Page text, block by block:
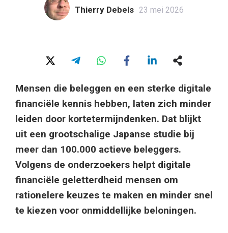
Thierry Debels 23 mei 2026
Mensen die beleggen en een sterke digitale
financiële kennis hebben, laten zich minder
leiden door kortetermijndenken. Dat blijkt
uit een grootschalige Japanse studie bij
meer dan 100.000 actieve beleggers.
Volgens de onderzoekers helpt digitale
financiële geletterdheid mensen om
rationelere keuzes te maken en minder snel
te kiezen voor onmiddellijke beloningen.